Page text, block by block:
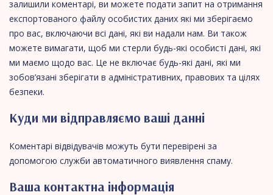
залишили коментарі, ви можете подати запит на отримання
експортованого файлу особистих даних які ми зберігаємо
про вас, включаючи всі дані, які ви надали нам. Ви також
можете вимагати, щоб ми стерли будь-які особисті дані, які
ми маємо щодо вас. Це не включає будь-які дані, які ми
зобов’язані зберігати в адміністративних, правових та цілях
безпеки.
Куди ми відправляємо ваші данні
Коментарі відвідувачів можуть бути перевірені за
допомогою служби автоматичного виявлення спаму.
Ваша контактна інформація